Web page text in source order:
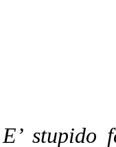
stupido